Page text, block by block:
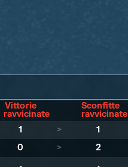
Vittorie
ravvicinate
Sconfitte
ravvicinate
1 > 1
0 > 2